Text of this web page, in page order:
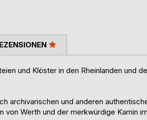
und Klöster in den Rheinlanden und
archivarischen und anderen
von Werth und der merkwürdige Kamin